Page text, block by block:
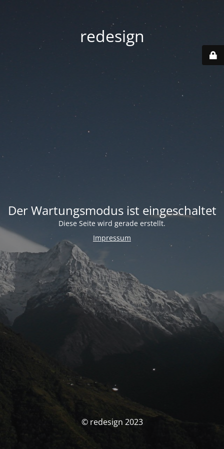
redesign
Der Wartungsmodus ist eingeschaltet
Diese Seite wird gerade erstellt.
Impressum
© redesign 2023